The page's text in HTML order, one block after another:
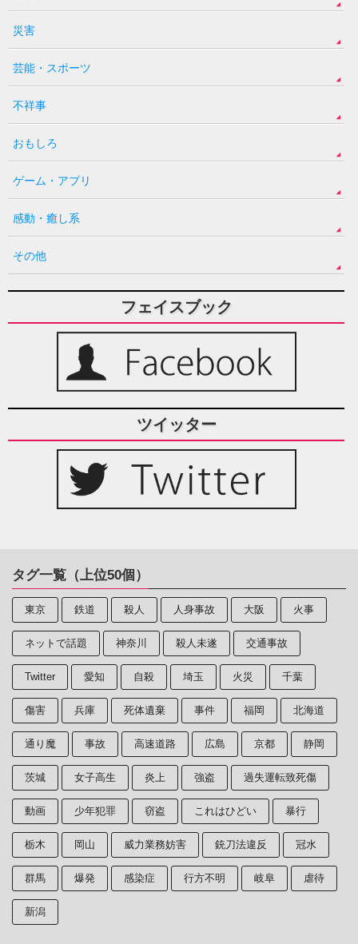
災害
芸能・スポーツ
不祥事
おもしろ
ゲーム・アプリ
感動・癒し系
その他
フェイスブック
ツイッター
タグ一覧（上位50個）
東京 鉄道 殺人 人身事故 大阪 火事
ネットで話題 神奈川 殺人未遂 交通事故
Twitter 愛知 自殺 埼玉 火災 千葉
傷害 兵庫 死体遺棄 事件 福岡 北海道
通り魔 事故 高速道路 広島 京都 静岡
茨城 女子高生 炎上 強盗 過失運転致死傷
動画 少年犯罪 窃盗 これはひどい 暴行
栃木 岡山 威力業務妨害 銃刀法違反 冠水
群馬 爆発 感染症 行方不明 岐阜 虐待
新潟